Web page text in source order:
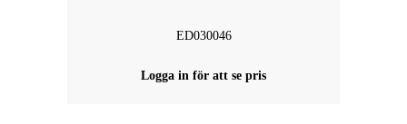
ED030046
Logga in för att se pris